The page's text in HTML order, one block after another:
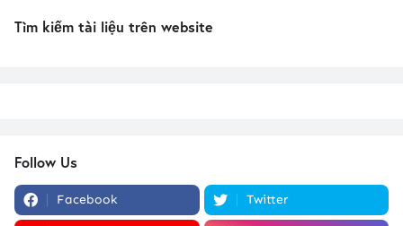
Tìm kiếm tài liệu trên website
Follow Us
Facebook Twitter